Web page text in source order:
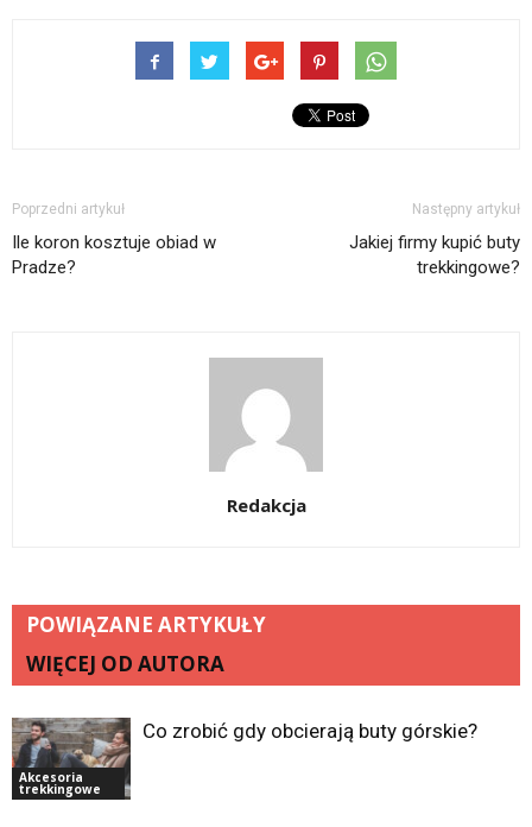
Poprzedni artykuł
Ile koron kosztuje obiad w
Pradze?
Następny artykuł
Jakiej firmy kupić buty
trekkingowe?
Redakcja
POWIĄZANE ARTYKUŁY
WIĘCEJ OD AUTORA
Akcesoria
trekkingowe
Co zrobić gdy obcierają buty górskie?